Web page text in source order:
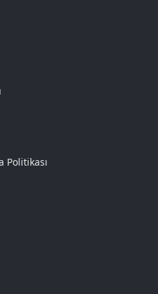
Politikası